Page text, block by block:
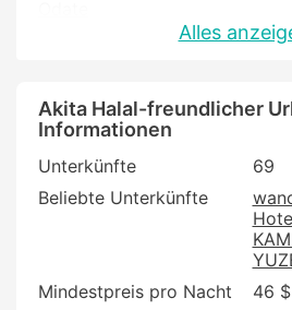
Yokote
Yurihonjo
Yuzawa
Alles
Akita Halal-freundlicher
Informationen
Unterkünfte
69
Beliebte Unterkünfte
Mindestpreis pro Nacht
46 $